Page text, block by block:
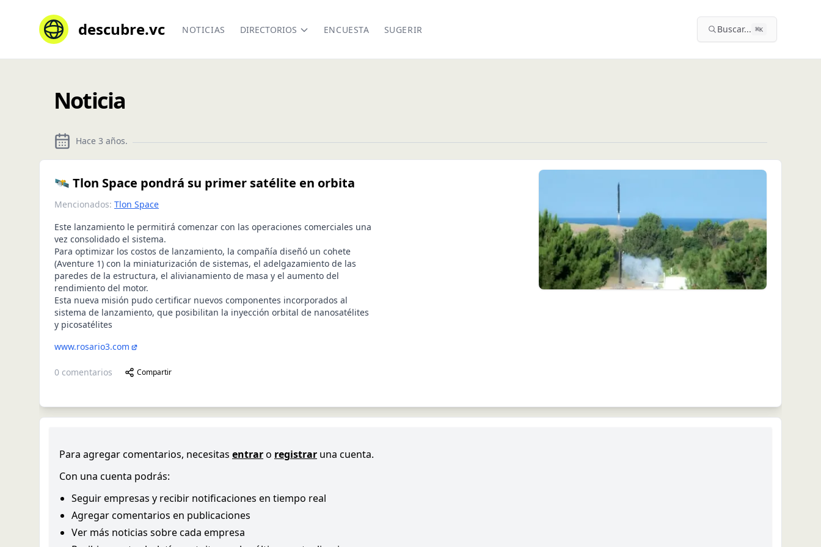
descubre.vc NOTICIAS DIRECTORIOS ENCUESTA SUGERIR Buscar... ⌘K
Noticia
Hace 3 años.
🛰️ Tlon Space pondrá su primer satélite en orbita
Mencionados: Tlon Space
Este lanzamiento le permitirá comenzar con las operaciones comerciales una
vez consolidado el sistema.
Para optimizar los costos de lanzamiento, la compañía diseñó un cohete
(Aventure 1) con la miniaturización de sistemas, el adelgazamiento de las
paredes de la estructura, el alivianamiento de masa y el aumento del
rendimiento del motor.
Esta nueva misión pudo certificar nuevos componentes incorporados al
sistema de lanzamiento, que posibilitan la inyección orbital de nanosatélites
y picosatélites
www.rosario3.com
0 comentarios Compartir
Para agregar comentarios, necesitas entraro registrar una cuenta.
Con una cuenta podrás:
Seguir empresas y recibir notificaciones en tiempo real
Agregar comentarios en publicaciones
Ver más noticias sobre cada empresa